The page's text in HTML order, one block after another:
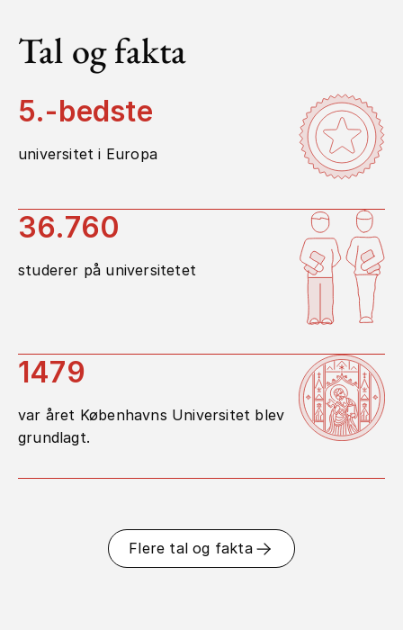
Tal og fakta
5.-bedste
universitet i Europa
36.760
studerer på universitetet
1479
var året Københavns Universitet blev
grundlagt.
Flere tal og fakta